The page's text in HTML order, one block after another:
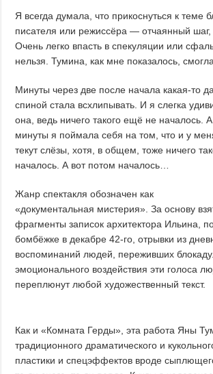
Я всегда думала, что прикоснуться к теме
писателя или режиссёра — отчаянный шаг,
Очень легко впасть в спекуляции или
нельзя. Тумина, как мне показалось,
Минуты через две после начала какая-то
спиной стала всхлипывать. И я слегка
она, ведь ничего такого ещё не началось.
минуты я поймала себя на том, что и у
текут слёзы, хотя, в общем, тоже ничего
началось. А вот потом началось…
Жанр спектакля обозначен как
«документальная мистерия». За основу
фрагменты записок архитектора Ильина,
бомбёжке в декабре 42-го, отрывки из
воспоминаний людей, переживших
эмоционального воздействия эти голоса
переплюнут любой художественный текст.
Как и «Комната Герды», эта работа Яны
традиционного драматического и
пластики и спецэффектов вроде